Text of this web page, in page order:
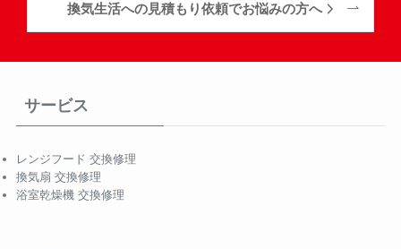
換気生活への見積もり依頼でお悩みの方へ
サービス
レンジフード 交換修理
換気扇 交換修理
浴室乾燥機 交換修理